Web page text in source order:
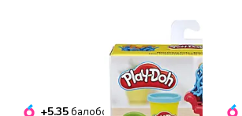
+5.35балобонусів